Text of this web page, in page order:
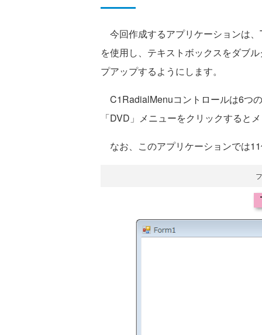
今回作成するアプリケーションは
を使用し、テキストボックスをダブ
プアップするようにします。
C1RadialMenuコントロールは6つ
「DVD」メニューをクリックすると
なお、このアプリケーションでは